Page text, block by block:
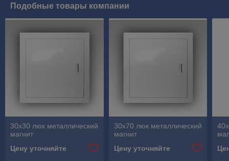
Подобные товары компании
30х30 люк металлический
магнит
Цену уточняйте
30х70 люк металлический
магнит
Цену уточняйте